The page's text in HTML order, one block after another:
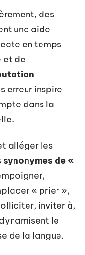
des
une aide
en temps
et de
erreur inspire
dans la
alléger les
synonymes de «
« prier »,
inviter à,
le
de la langue.